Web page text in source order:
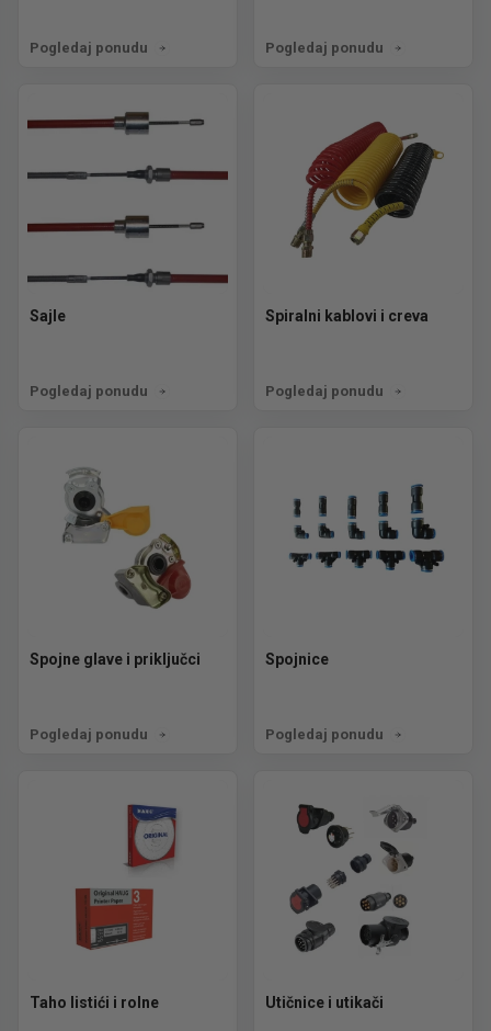
Pogledaj ponudu Pogledaj ponudu
Sajle
Pogledaj ponudu
Spiralni kablovi i creva
Pogledaj ponudu
Spojne glave i priključci
Pogledaj ponudu
Spojnice
Pogledaj ponudu
Taho listići i rolne Utičnice i utikači